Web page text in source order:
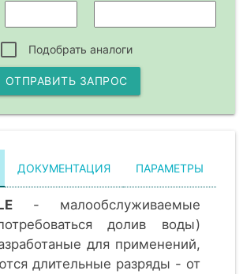
Подобрать аналоги
ОТПРАВИТЬ ЗАПРОС
ДОКУМЕНТАЦИЯ ПАРАМЕТРЫ
- малообслуживаемые
долив воды)
для применений,
длительные разряды - от